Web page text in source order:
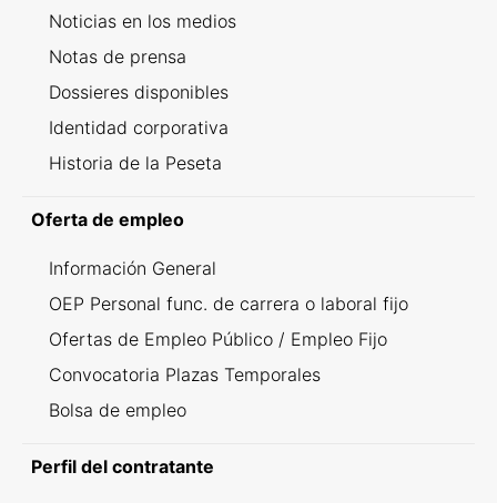
Noticias en los medios
Notas de prensa
Dossieres disponibles
Identidad corporativa
Historia de la Peseta
Oferta de empleo
Información General
OEP Personal func. de carrera o laboral fijo
Ofertas de Empleo Público / Empleo Fijo
Convocatoria Plazas Temporales
Bolsa de empleo
Perfil del contratante